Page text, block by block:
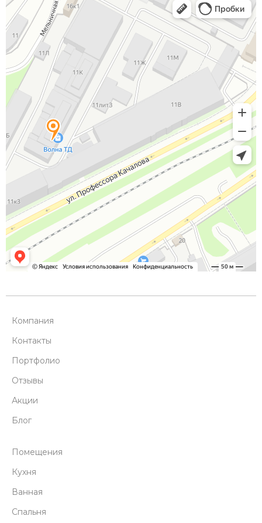
Компания
Контакты
Портфолио
Отзывы
Акции
Блог
Помещения
Кухня
Ванная
Спальня